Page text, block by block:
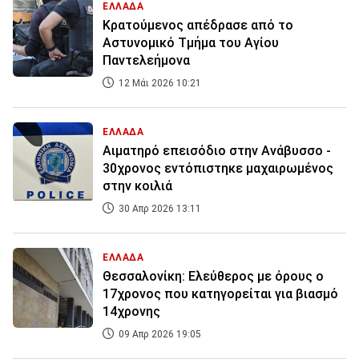
ΕΛΛΑΔΑ
Κρατούμενος απέδρασε από το
Αστυνομικό Τμήμα του Αγίου
Παντελεήμονα
12 Μάι 2026 10:21
ΕΛΛΑΔΑ
Αιματηρό επεισόδιο στην Ανάβυσσο -
30χρονος εντόπιστηκε μαχαιρωμένος
στην κοιλιά
30 Απρ 2026 13:11
ΕΛΛΑΔΑ
Θεσσαλονίκη: Ελεύθερος με όρους ο
17χρονος που κατηγορείται για βιασμό
14χρονης
09 Απρ 2026 19:05